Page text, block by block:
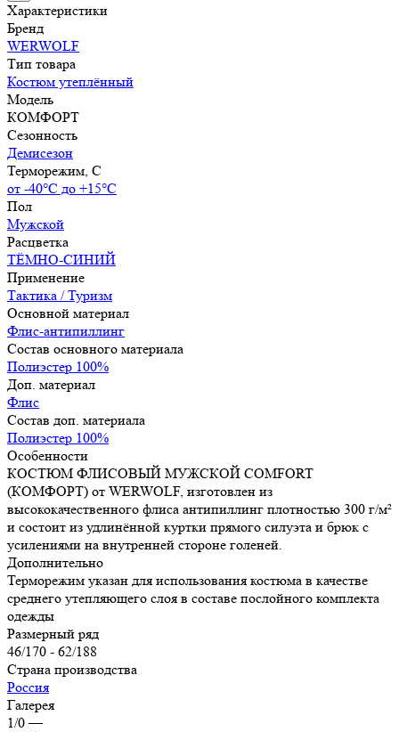
Характеристики
Бренд
WERWOLF
Тип товара
Костюм утеплённый
Модель
КОМФОРТ
Сезонность
Демисезон
Терморежим, C
от -40°С до +15°С
Пол
Мужской
Расцветка
ТЁМНО-СИНИЙ
Применение
Тактика / Туризм
Основной материал
Флис-антипиллинг
Состав основного материала
Полиэстер 100%
Доп. материал
Флис
Состав доп. материала
Полиэстер 100%
Особенности
КОСТЮМ ФЛИСОВЫЙ МУЖСКОЙ COMFORT
(КОМФОРТ) от WERWOLF, изготовлен из
высококачественного флиса антипиллинг плотностью 300 г/м²
и состоит из удлинённой куртки прямого силуэта и брюк с
усилениями на внутренней стороне голеней.
Дополнительно
Терморежим указан для использования костюма в качестве
среднего утепляющего слоя в составе послойного комплекта
одежды
Размерный ряд
46/170 - 62/188
Страна производства
Россия
Галерея
1/0 —